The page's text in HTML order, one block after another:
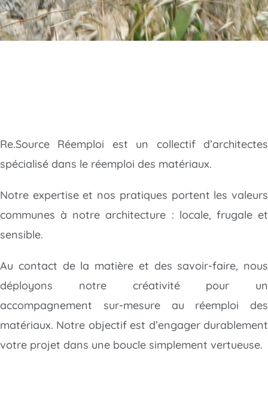
Re.Source Réemploi est un collectif d’architectes
spécialisé dans le réemploi des matériaux.
Notre expertise et nos pratiques portent les valeurs
communes à notre architecture : locale, frugale et
sensible.
Au contact de la matière et des savoir-faire, nous
déployons notre créativité pour un
accompagnement sur-mesure au réemploi des
matériaux. Notre objectif est d’engager durablement
votre projet dans une boucle simplement vertueuse.